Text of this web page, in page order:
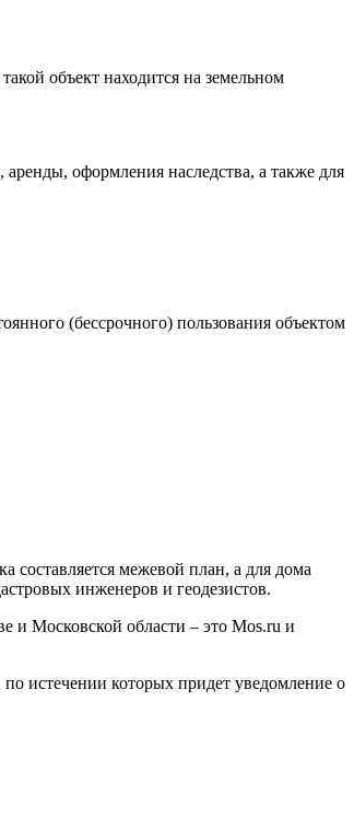
объект находится на земельном
оформления наследства, а также для
(бессрочного) пользования объектом
составляется межевой план, а для дома
инженеров и геодезистов.
и Московской области – это Mos.ru и
по истечении которых придет уведомление о